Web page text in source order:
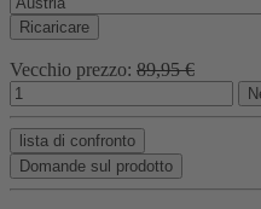
Ricaricare
Vecchio prezzo: 89,95 €
lista di confronto
Domande sul prodotto